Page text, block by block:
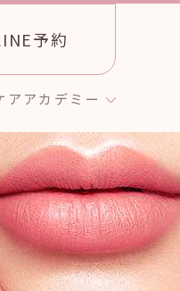
ア アカデミー
予約